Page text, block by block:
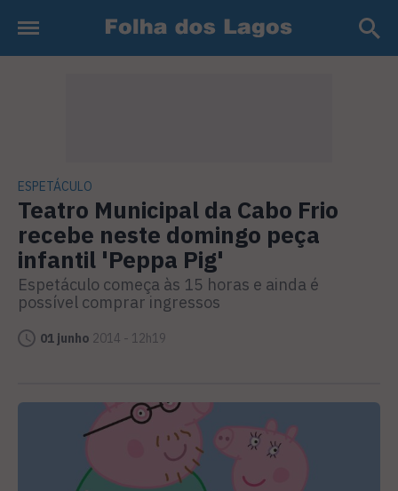
ESPETÁCULO
Teatro Municipal da Cabo Frio
recebe neste domingo peça
infantil 'Peppa Pig'
Espetáculo começa às 15 horas e ainda é
possível comprar ingressos
01 junho 2014 - 12h19